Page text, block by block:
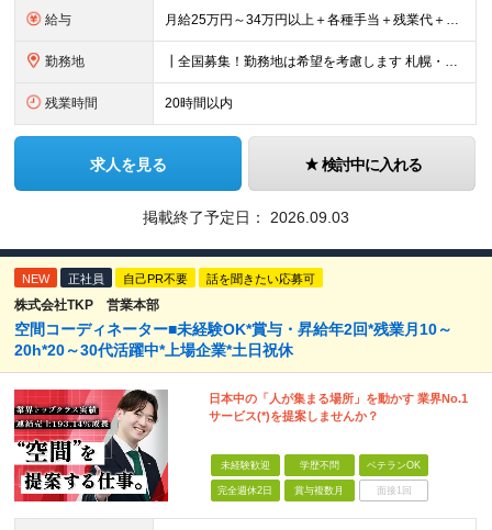
給与 月給25万円～34万円以上＋各種手当＋残業代＋賞与年2回（昨年度2～4ヶ月分） 初年度想定年収：350万円～ ＜クラス・経験別の月給目安＞ ■メンバークラス：月給25万円以上 ■店長やSVなどのマネ
勤務地 ┃全国募集！勤務地は希望を考慮します 札幌・仙台・東京・横浜・静岡・名古屋・大阪・京都・広島・福岡 募集 ※上記のほか、全国に拠点あり ※キャリアアップやキャリアシフトに伴う転勤も一部ありますが、基
残業時間 20時間以内
求人を見る 検討中に入れる
掲載終了予定日： 2026.09.03
NEW 正社員 自己PR不要 話を聞きたい応募可
株式会社TKP 営業本部
空間コーディネーター■未経験OK*賞与・昇給年2回*残業月10～
20h*20～30代活躍中*上場企業*土日祝休
日本中の「人が集まる場所」を動かす 業界No.1
サービス(*)を提案しませんか？
未経験歓迎 学歴不問 ベテランOK
完全週休2日 賞与複数月 面接1回